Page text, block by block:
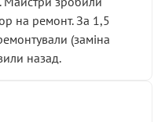
на ремонт. За 1,5
(заміна
назад.